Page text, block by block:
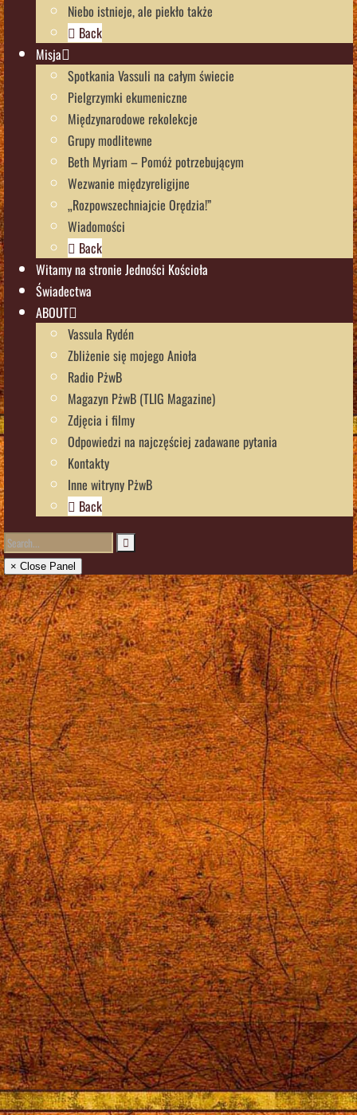
Niebo istnieje, ale piekło także
Back
Misja
Spotkania Vassuli na całym świecie
Pielgrzymki ekumeniczne
Międzynarodowe rekolekcje
Grupy modlitewne
Beth Myriam – Pomóż potrzebującym
Wezwanie międzyreligijne
„Rozpowszechniajcie Orędzia!”
Wiadomości
Back
Witamy na stronie Jedności Kościoła
Świadectwa
ABOUT
Vassula Rydén
Zbliżenie się mojego Anioła
Radio PżwB
Magazyn PżwB (TLIG Magazine)
Zdjęcia i filmy
Odpowiedzi na najczęściej zadawane pytania
Kontakty
Inne witryny PżwB
Back
× Close Panel